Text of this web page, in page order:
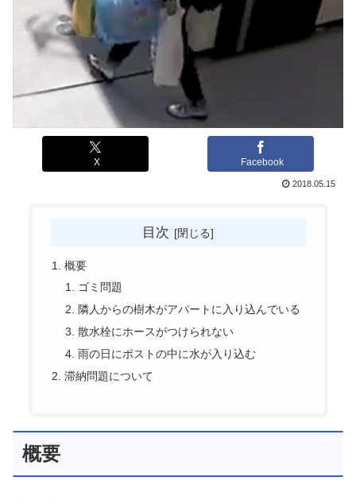
X Facebook
2018.05.15
目次
概要
ゴミ問題
隣人からの樹木がアパートに入り込んでいる
散水栓にホースがつけられない
雨の日にポストの中に水が入り込む
滞納問題について
概要